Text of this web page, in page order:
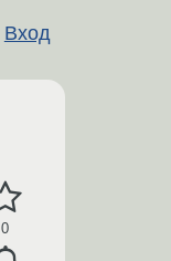
Вход
0